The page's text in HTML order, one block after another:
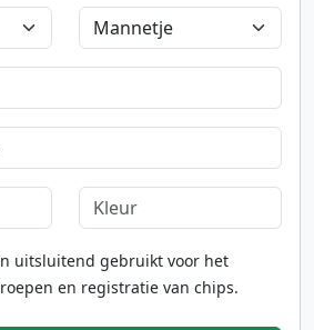
uitsluitend gebruikt voor het
en registratie van chips.